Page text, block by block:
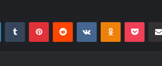
LinkedInTumblr PinterestReddit VKontakteOdnoklassniki
Pocket